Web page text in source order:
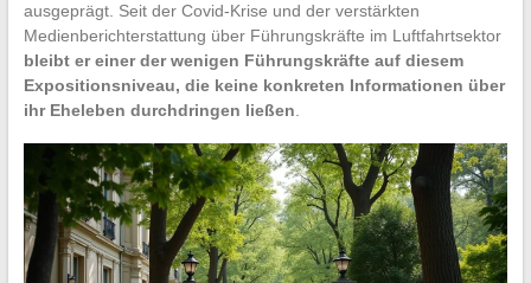
ausgeprägt. Seit der Covid-Krise und der verstärkten
Medienberichterstattung über Führungskräfte im Luftfahrtsektor
bleibt er einer der wenigen Führungskräfte auf diesem
Expositionsniveau, die keine konkreten Informationen über
ihr Eheleben durchdringen ließen.